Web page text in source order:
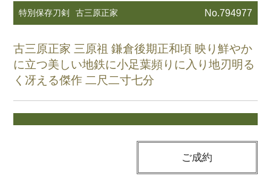
特別保存刀剣 古三原正家 No.794977
古三原正家 三原祖 鎌倉後期正和頃 映り鮮やか
に立つ美しい地鉄に小足葉頻りに入り地刃明る
く冴える傑作 二尺二寸七分
ご成約